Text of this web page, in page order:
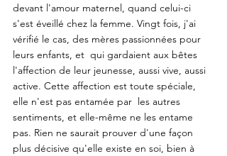
devant l'amour maternel, quand celui-ci
s'est éveillé chez la femme. Vingt fois, j'ai
vérifié le cas, des mères passionnées pour
leurs enfants, et  qui gardaient aux bêtes
l'affection de leur jeunesse, aussi vive, aussi
active. Cette affection est toute spéciale,
elle n'est pas entamée par  les autres
sentiments, et elle-même ne les entame
pas. Rien ne saurait prouver d'une façon
plus décisive qu'elle existe en soi, bien à